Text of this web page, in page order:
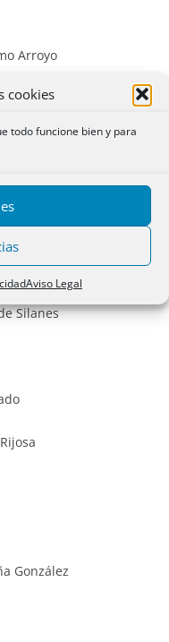
cookies
todo funcione bien y para
Aviso Legal
Arroyo
Silanes
González